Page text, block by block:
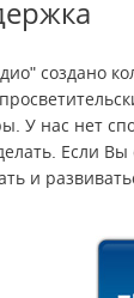
создано
У нас нет
Если Вы
и